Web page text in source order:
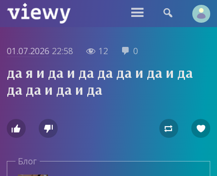
 
01.07.2026 22:58  12  0
да я и да и да да да и да и да
да да и да и да
   
Блог